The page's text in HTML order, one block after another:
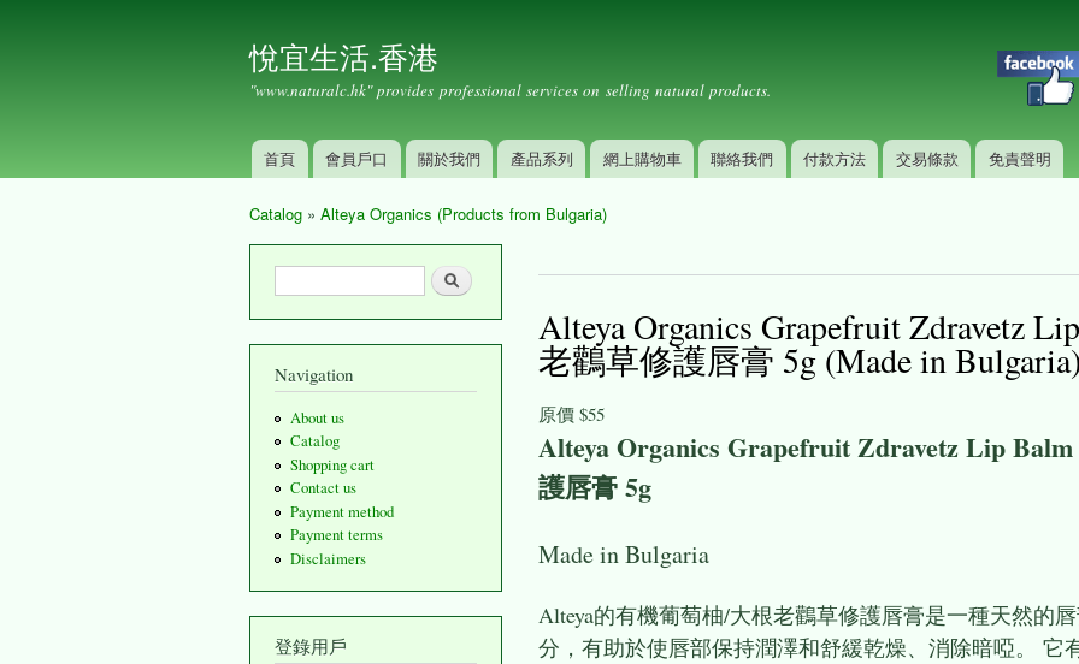
悅宜生活.香港
"www.naturalc.hk" provides professional services on selling natural products.
Main menu
首頁 會員戶口 關於我們 產品系列 網上購物車 聯絡我們 付款方法 交易條款 免責聲明
Catalog » Alteya Organics (Products from Bulgaria)
Search form Search
Navigation
About us
Catalog
Shopping cart
Contact us
Payment method
Payment terms
Disclaimers
登錄用戶
Alteya Organics Grapefruit Zdravetz
老鸛草修護唇膏 5g (Made in
原價 $55
Alteya Organics Grapefruit Zdravetz Lip
護唇膏 5g
Made in
Alteya的有機葡萄柚/大根老鸛草修護唇膏是一種天然的
分，有助於使唇部保持潤澤和舒緩乾燥、消除暗啞。 它